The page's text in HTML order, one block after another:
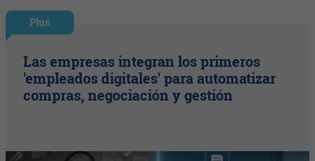
Plus
Las empresas integran los primeros
'empleados digitales' para automatizar
compras, negociación y gestión